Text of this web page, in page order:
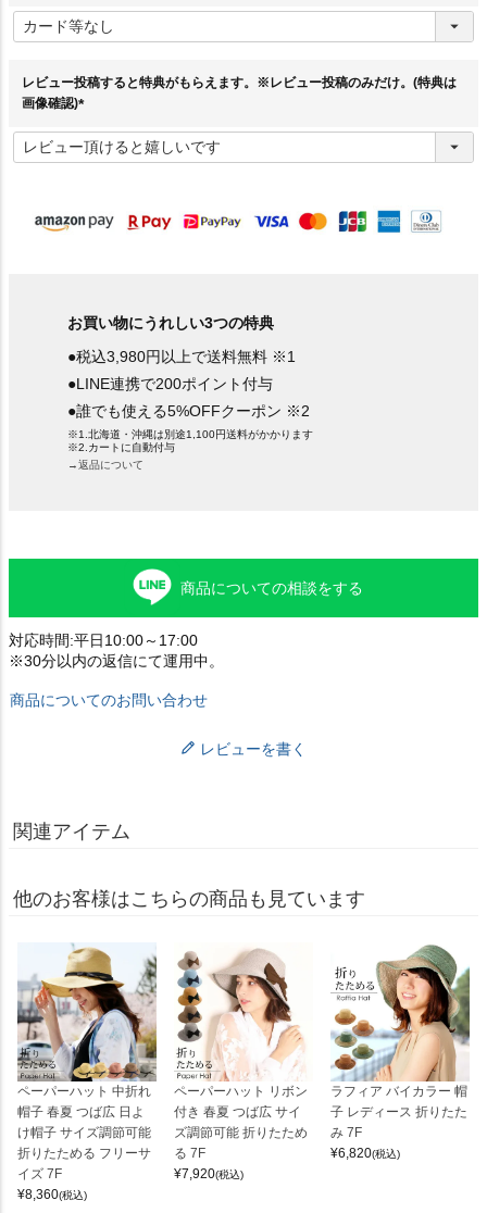
必
須
レビュー投稿すると特典がもらえます。※レビュー投稿のみだけ。(特典は
画像確認)
必
須
お買い物にうれしい3つの特典
●税込3,980円以上で送料無料 ※1
●LINE連携で200ポイント付与
●誰でも使える5%OFFクーポン ※2
※1.北海道・沖縄は別途1,100円送料がかかります
※2.カートに自動付与
→返品について
商品についての相談をする
対応時間:平日10:00～17:00
※30分以内の返信にて運用中。
商品についてのお問い合わせ
レビューを書く
関連アイテム
他のお客様はこちらの商品も見ています
ペーパーハット 中折れ
帽子 春夏 つば広 日よ
け帽子 サイズ調節可能
折りたためる フリーサ
イズ 7F
¥8,360(税込)
ペーパーハット リボン
付き 春夏 つば広 サイ
ズ調節可能 折りたため
る 7F
¥7,920(税込)
ラフィア バイカラー 帽
子 レディース 折りたた
み 7F
¥6,820(税込)